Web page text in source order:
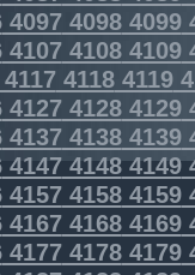
4097 40984099
4107 41084109
41184119
4127 41284129
4137 41384139
414741484149
415741584159
416741684169
417741784179